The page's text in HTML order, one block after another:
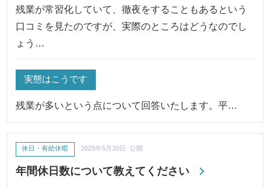
残業が常習化していて、徹夜をすることもあるという
口コミを見たのですが、実際のところはどうなのでし
ょう…
実態はこうです
残業が多いという点について回答いたします。平…
年間休日数について教えてください
休日・有給休暇 2025年5月20日 公開